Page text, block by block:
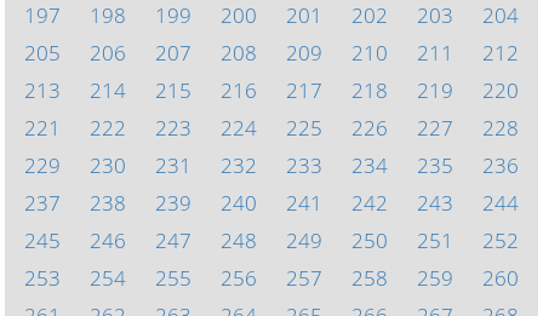
197
198 199 200 201 202 203
204
205
206 207 208 209 210 211
212
213
214 215 216 217 218 219
220
221
222 223 224 225 226 227
228
229
230 231 232 233 234 235
236
237
238 239 240 241 242 243
244
245
246 247 248 249 250 251
252
253
254 255 256 257 258 259
260